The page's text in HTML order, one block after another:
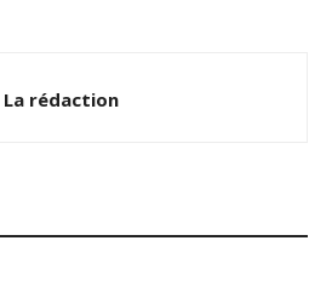
La rédaction